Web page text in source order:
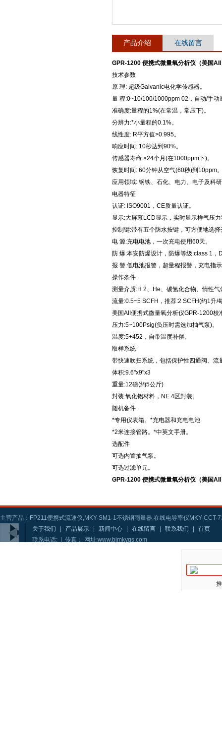
产品介绍 在线留言
GPR-1200 便携式微量氧分析仪（美国
技术参数
原 理: 超级Galvanic电化学传感器。
量 程:0~10/100/1000ppm 02，自动/手动
准确度:量程的1%(在常温，常压下)。
分辨力:*小量程的0.1%。
线性度: R平方值>0.995。
响应时间: 10秒达到90%。
传感器寿命:>24个月(在1000ppm下)。
恢复时间: 60分钟从空气(60秒)到10ppm
应用领域: 钢铁、石化、电力、电子及科
电器特征
认证: ISO9001，CE质量认证。
显示:大屏幕LCD显示，实时显示样气压
控制键:带有五个防水按键，可方便地选
电 源:充电电池，一次充电使用60天。
防 爆:本安防爆设计，防爆等级:class 1
报 警:低电池报警，超量程报警，充电指
操作条件
测量介质:H 2、He、碳氢化合物、情性
流量:0.5~5 SCFH，推荐:2 SCFH(约1升/
美国AII便携式微量氧分析仪GPR-1200校
压力:5~100Psig(负压时需选加抽气泵)。
温度:5+452，自带温度补偿。
取样系统
带快速吹扫系统，包括保护性四通阀、
体积:9.6"x9"x3
重量:12磅(约5公斤)
封装:氧化铝材料，NE 4区封装。
随机备件
*专用仪表箱。*充电器和充电电池
*2米连接管路。*中英文手册。
选配件
可选内置抽气泵。
可选过滤单元。
GPR-1200 便携式微量氧分析仪（美国
主营产品：FP211便携式流速仪,MKY-SM1-1不锈钢雨量器,在线电导率仪MKY-CCT-
关于我们
产品展示 新闻中心 在线留言 联系我们
首页
联系电话: | 传真： 网址:www.bjmkygs.com